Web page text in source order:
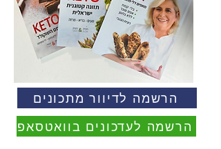
הרשמה לדיוור מתכונים
הרשמה לעדכונים בוואטסאפ